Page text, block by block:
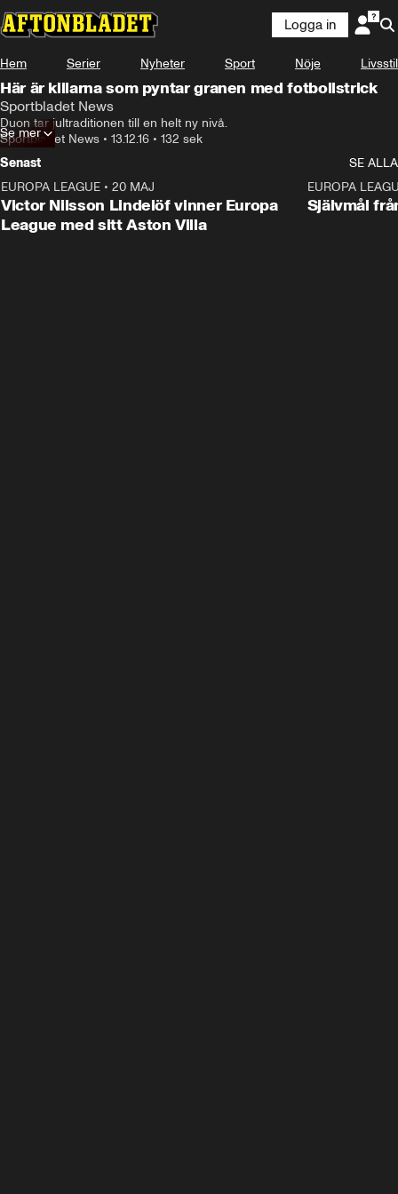
Logga in
Hem Serier Nyheter Sport Nöje Livsstil
Här är killarna som pyntar granen med fotbollstrick
Sportbladet News
Duon tar jultraditionen till en helt ny nivå.
Sportbladet News • 13.12.16 • 132 sek
Se mer
Senast
SE ALLA
EUROPA LEAGUE • 20 MAJ
Victor Nilsson Lindelöf vinner Europa
League med sitt Aston Villa
EUROPA
Självmål